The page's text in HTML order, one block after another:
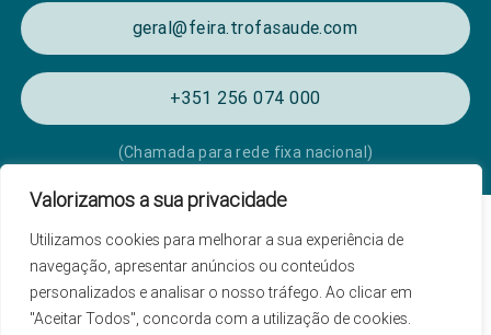
Valorizamos a sua privacidade
Utilizamos cookies para melhorar a sua experiência de
navegação, apresentar anúncios ou conteúdos
personalizados e analisar o nosso tráfego. Ao clicar em
"Aceitar Todos", concorda com a utilização de cookies.
geral@feira.trofasaude.com
+351 256 074 000
(Chamada para rede fixa nacional)
Termos e condições de utilização
Listagem das Unidades Hospitalares